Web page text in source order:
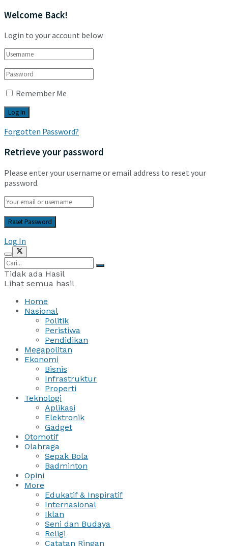
Welcome Back!
Login to your account below
Remember Me
Forgotten Password?
Retrieve your password
Please enter your username or email address to reset your
password.
Log In
Tidak ada Hasil
Lihat semua hasil
Home
Nasional
Politik
Peristiwa
Pendidikan
Megapolitan
Ekonomi
Bisnis
Infrastruktur
Properti
Teknologi
Aplikasi
Elektronik
Gadget
Otomotif
Olahraga
Sepak Bola
Badminton
Opini
More
Edukatif & Inspiratif
Internasional
Iklan
Seni dan Budaya
Religi
Catatan Ringan